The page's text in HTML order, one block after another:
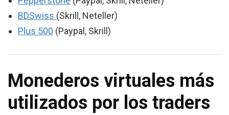
BDSwiss (Skrill, Neteller)
Plus 500 (Paypal, Skrill)
Monederos virtuales más
utilizados por los traders